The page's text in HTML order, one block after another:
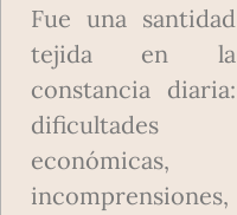
Fue una santidad
tejida en la
constancia diaria:
dificultades
económicas,
incomprensiones,